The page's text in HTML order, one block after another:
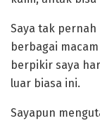
Saya tak
berbagai
berpikir saya
luar biasa ini.
Sayapun